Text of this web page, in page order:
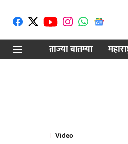
ताज्या बातम्या
Video